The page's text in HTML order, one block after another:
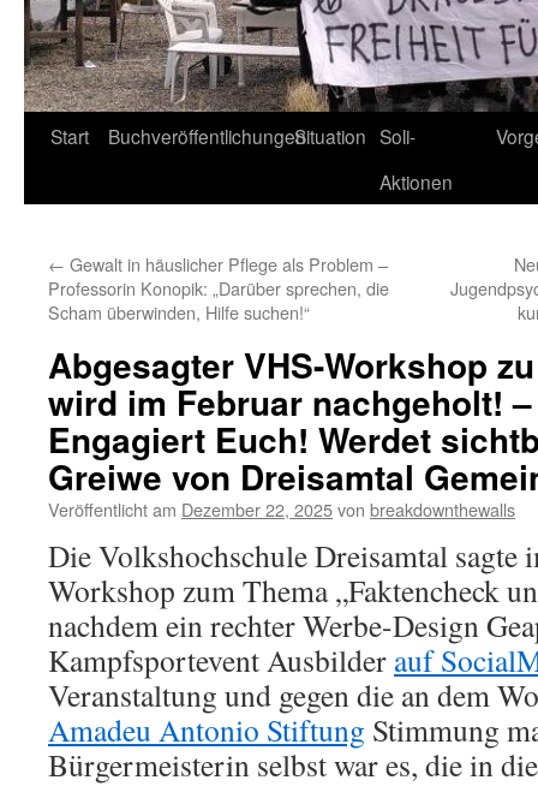
Start BuchveröffentlichungenSituation Soli-
Aktionen
← Gewalt in häuslicher Pflege als Problem –
Professorin Konopik: „Darüber sprechen, die
Scham überwinden, Hilfe suchen!“
Abgesagter VHS-Workshop
wird im Februar nachgeholt!
Engagiert Euch! Werdet
Greiwe von Dreisamtal
Veröffentlicht am Dezember 22, 2025von breakdownthewalls
Die Volkshochschule Dreisamtal sagte
Workshop zum Thema „Faktencheck
nachdem ein rechter Werbe-Design
Kampfsportevent Ausbilder auf
Veranstaltung und gegen die an dem
Amadeu Antonio Stiftung Stimmung
Bürgermeisterin selbst war es, die in